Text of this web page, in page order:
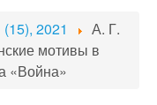
оформлению
2021
А. Г.
мотивы в
«Война»